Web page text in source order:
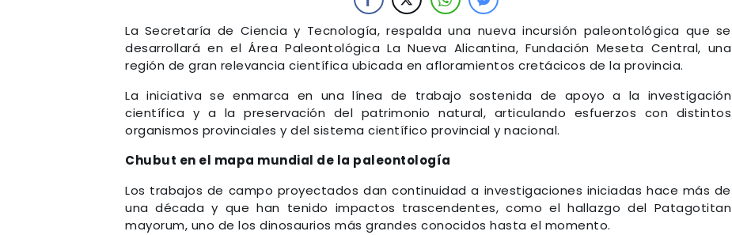
La Secretaría de Ciencia y Tecnología, respalda una nueva incursión paleontológica que se
desarrollará en el Área Paleontológica La Nueva Alicantina, Fundación Meseta Central, una
región de gran relevancia científica ubicada en afloramientos cretácicos de la provincia.
La iniciativa se enmarca en una línea de trabajo sostenida de apoyo a la investigación
científica y a la preservación del patrimonio natural, articulando esfuerzos con distintos
organismos provinciales y del sistema científico provincial y nacional.
Chubut en el mapa mundial de la paleontología
Los trabajos de campo proyectados dan continuidad a investigaciones iniciadas hace más de
una década y que han tenido impactos trascendentes, como el hallazgo del Patagotitan
mayorum, uno de los dinosaurios más grandes conocidos hasta el momento.